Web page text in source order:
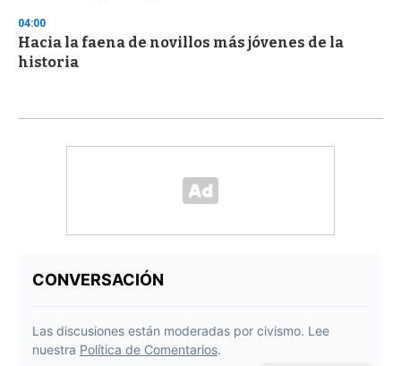
04:00
Hacia la faena de novillos más jóvenes de la
historia